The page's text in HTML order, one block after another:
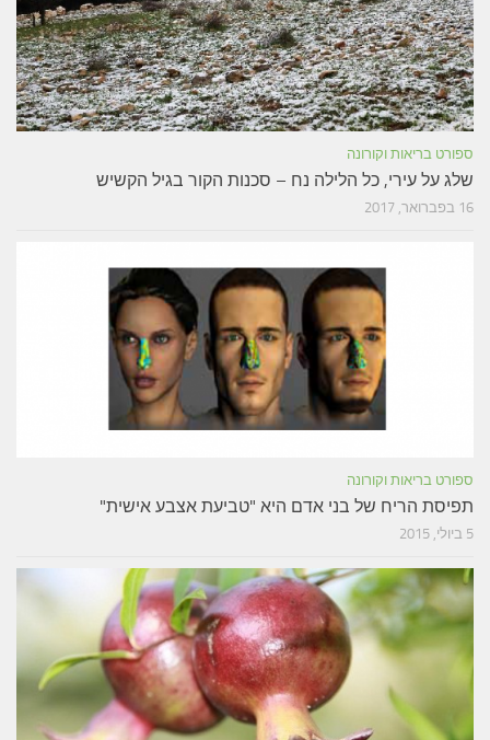
ספורט בריאות וקורונה
שלג על עירי, כל הלילה נח – סכנות הקור בגיל הקשיש
16 בפברואר, 2017
ספורט בריאות וקורונה
תפיסת הריח של בני אדם היא "טביעת אצבע אישית"
5 ביולי, 2015